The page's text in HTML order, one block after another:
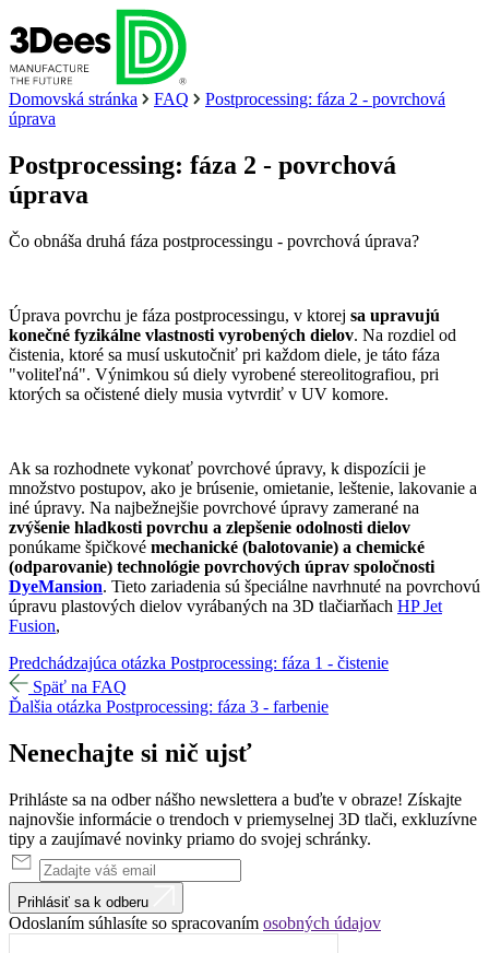
Domovská stránka FAQ
Postprocessing: fáza 2 - povrchová
úprava
Postprocessing: fáza 2 - povrchová
úprava
Čo obnáša druhá fáza postprocessingu - povrchová úprava?
Úprava povrchu je fáza postprocessingu, v ktorej sa upravujú
konečné fyzikálne vlastnosti vyrobených dielov. Na rozdiel od
čistenia, ktoré sa musí uskutočniť pri každom diele, je táto fáza
"voliteľná". Výnimkou sú diely vyrobené stereolitografiou, pri
ktorých sa očistené diely musia vytvrdiť v UV komore.
Ak sa rozhodnete vykonať povrchové úpravy, k dispozícii je
množstvo postupov, ako je brúsenie, omietanie, leštenie, lakovanie a
iné úpravy. Na najbežnejšie povrchové úpravy zamerané na
zvýšenie hladkosti povrchu a zlepšenie odolnosti dielov
ponúkame špičkové mechanické (balotovanie) a chemické
(odparovanie) technológie povrchových úprav spoločnosti
DyeMansion. Tieto zariadenia sú špeciálne navrhnuté na povrchovú
úpravu plastových dielov vyrábaných na 3D tlačiarňach HP Jet
Fusion,
Predchádzajúca otázka Postprocessing: fáza 1 - čistenie
Späť na FAQ
Ďalšia otázka Postprocessing: fáza 3 - farbenie
Nenechajte si nič ujsť
Prihláste sa na odber nášho newslettera a buďte v obraze! Získajte
najnovšie informácie o trendoch v priemyselnej 3D tlači, exkluzívne
tipy a zaujímavé novinky priamo do svojej schránky.
Prihlásiť sa k odberu
Odoslaním súhlasíte so spracovaním osobných údajov